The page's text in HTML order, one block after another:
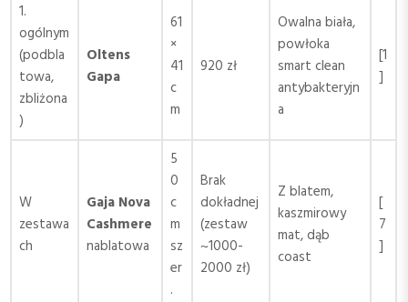
1.
ogólnym
(podbla
towa,
zbliżona
)
Oltens
Gapa
61
×
41
c
m
920 zł
Owalna biała,
powłoka
smart clean
antybakteryjn
a
[1
]
W
zestawa
ch
Gaja Nova
Cashmere
nablatowa
5
0
c
m
sz
er
.
Brak
dokładnej
(zestaw
~1000-
2000 zł)
Z blatem,
kaszmirowy
mat, dąb
coast
[
7
]